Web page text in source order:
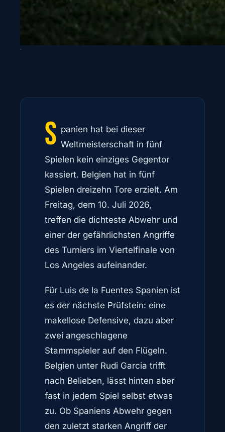
S panien hat bei dieser
Weltmeisterschaft in fünf
Spielen kein einziges Gegentor
kassiert. Belgien hat in fünf
Spielen dreizehn Tore erzielt. Am
Freitag, dem 10. Juli 2026,
treffen die dichteste Abwehr und
einer der gefährlichsten Angriffe
des Turniers im Viertelfinale von
Los Angeles aufeinander.
Für Luis de la Fuentes Spanien ist
es der nächste Prüfstein: eine
makellose Defensive, dazu aber
zwei angeschlagene
Stammspieler auf den Flügeln.
Belgien unter Rudi Garcia trifft
nach Belieben, lässt hinten aber
fast in jedem Spiel selbst etwas
zu. Ob Spaniens Abwehr gegen
den zuletzt starken Angriff der